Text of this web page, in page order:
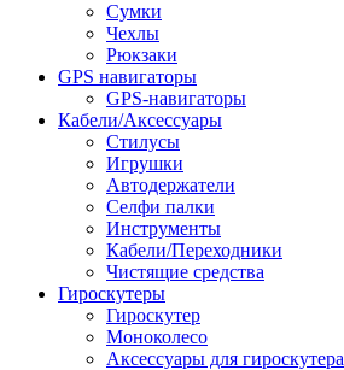
Сумки
Чехлы
Рюкзаки
GPS навигаторы
GPS-навигаторы
Кабели/Аксессуары
Стилусы
Игрушки
Автодержатели
Селфи палки
Инструменты
Кабели/Переходники
Чистящие средства
Гироскутеры
Гироскутер
Моноколесо
Аксессуары для гироскутера